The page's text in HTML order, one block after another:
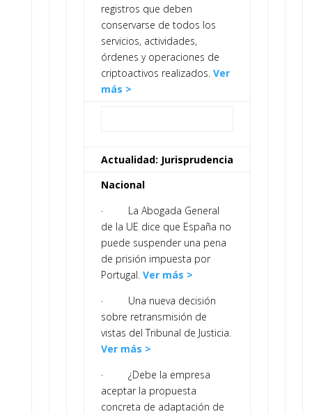
registros que deben
conservarse de todos los
servicios, actividades,
órdenes y operaciones de
criptoactivos realizados. Ver
más >
Actualidad: Jurisprudencia
Nacional
· La Abogada General
de la UE dice que España no
puede suspender una pena
de prisión impuesta por
Portugal. Ver más >
· Una nueva decisión
sobre retransmisión de
vistas del Tribunal de Justicia.
Ver más >
· ¿Debe la empresa
aceptar la propuesta
concreta de adaptación de